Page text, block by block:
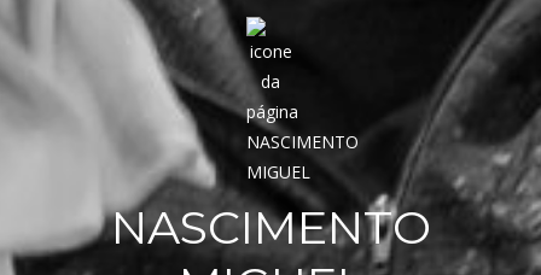
NASCIMENTO